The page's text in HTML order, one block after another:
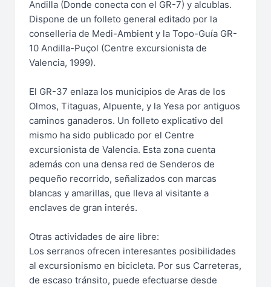
Andilla (Donde conecta con el GR-7) y alcublas.
Dispone de un folleto general editado por la
conselleria de Medi-Ambient y la Topo-Guía GR-
10 Andilla-Puçol (Centre excursionista de
Valencia, 1999).
El GR-37 enlaza los municipios de Aras de los
Olmos, Titaguas, Alpuente, y la Yesa por antiguos
caminos ganaderos. Un folleto explicativo del
mismo ha sido publicado por el Centre
excursionista de Valencia. Esta zona cuenta
además con una densa red de Senderos de
pequeño recorrido, señalizados con marcas
blancas y amarillas, que lleva al visitante a
enclaves de gran interés.
Otras actividades de aire libre:
Los serranos ofrecen interesantes posibilidades
al excursionismo en bicicleta. Por sus Carreteras,
de escaso tránsito, puede efectuarse desde